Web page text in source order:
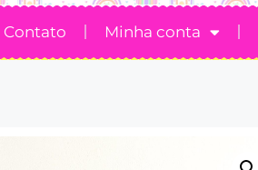
Contato Minha conta